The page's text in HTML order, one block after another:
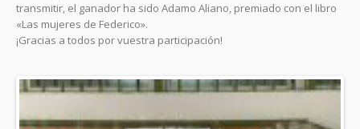
transmitir, el ganador ha sido Adamo Aliano, premiado con el libro
«Las mujeres de Federico».
¡Gracias a todos por vuestra participación!